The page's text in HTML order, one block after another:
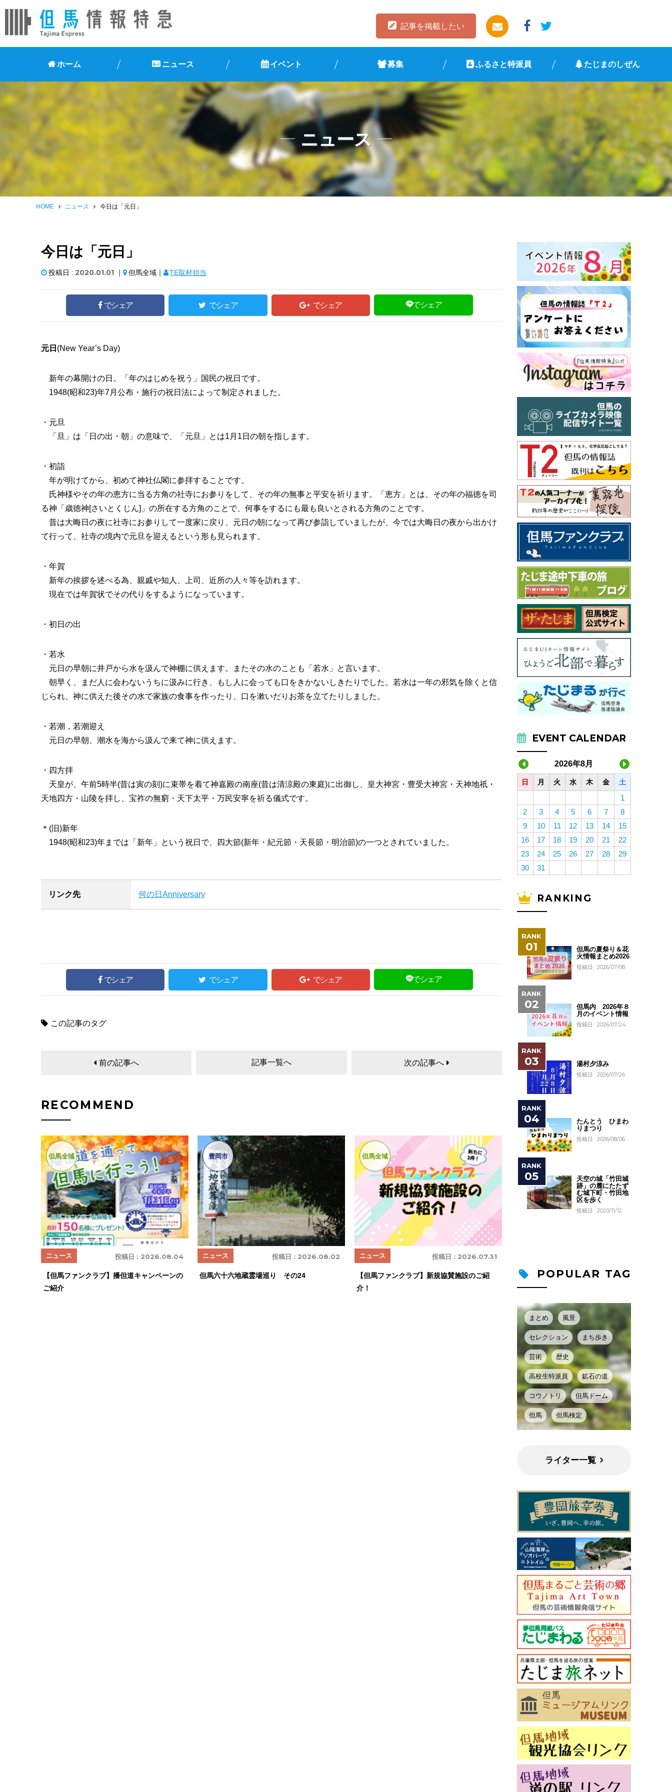
記事を掲載したい
ホーム ニュース イベント 募集 ふるさと特派員 たじまのしぜん
ニュース
HOME ニュース 今日は「元日」
今日は「元日」
投稿日 : 2020.01.01｜ 但馬全域｜ TE取材担当
でシェア でシェア でシェア でシェア
元日 (New Year’s Day)
新年の幕開けの日。「年のはじめを祝う」国民の祝日です。
1948(昭和23)年7月公布・施行の祝日法によって制定されました。
・元旦
「旦」は「日の出・朝」の意味で、「元旦」とは1月1日の朝を指します。
・初詣
年が明けてから、初めて神社仏閣に参拝することです。
氏神様やその年の恵方に当る方角の社寺にお参りをして、その年の無事と平安を祈ります。「恵方」とは、その年の福徳を司
る神「歳徳神[さいとくじん]」の所在する方角のことで、何事をするにも最も良いとされる方角のことです。
昔は大晦日の夜に社寺にお参りして一度家に戻り、元日の朝になって再び参詣していましたが、今では大晦日の夜から出かけ
て行って、社寺の境内で元旦を迎えるという形も見られます。
・年賀
新年の挨拶を述べる為、親戚や知人、上司、近所の人々等を訪れます。
現在では年賀状でその代りをするようになっています。
・初日の出
・若水
元日の早朝に井戸から水を汲んで神棚に供えます。またその水のことも「若水」と言います。
朝早く、まだ人に会わないうちに汲みに行き、もし人に会っても口をきかないしきたりでした。若水は一年の邪気を除くと信
じられ、神に供えた後その水で家族の食事を作ったり、口を漱いだりお茶を立てたりしました。
・若潮，若潮迎え
元日の早朝、潮水を海から汲んで来て神に供えます。
・四方拝
天皇が、午前5時半(昔は寅の刻)に束帯を着て神嘉殿の南座(昔は清涼殿の東庭)に出御し、皇大神宮・豊受大神宮・天神地祇・
天地四方・山陵を拝し、宝祚の無窮・天下太平・万民安寧を祈る儀式です。
＊(旧)新年
1948(昭和23)年までは「新年」という祝日で、四大節(新年・紀元節・天長節・明治節)の一つとされていました。
リンク先 何の日Anniversary
でシェア でシェア でシェア でシェア
この記事のタグ
前の記事へ 記事一覧へ 次の記事へ
RECOMMEND
但馬全域
投稿日 : 2026.08.04
ニュース
【但馬ファンクラブ】播但道キャンペーンの
ご紹介
豊岡市
投稿日 : 2026.08.02
ニュース
但馬六十六地蔵霊場巡り その24
但馬全域
投稿日 : 2026.07.31
ニュース
【但馬ファンクラブ】新規協賛施設のご紹
介！
EVENT CALENDAR
2026年8月
日 月 火 水 木 金 土
1
2
3 4 5 6 7
8
9
10 11 12 13 14
15
16
17 18 19 20 21
22
23
24 25 26 27 28
29
30
31
RANKING
但馬の夏祭り＆花
火情報まとめ2026
投稿日 : 2026/07/08
但馬内 2026年８
月のイベント情報
投稿日 : 2026/07/24
湯村夕涼み
投稿日 : 2026/07/26
たんとう ひまわ
りまつり
投稿日 : 2026/08/06
天空の城「竹田城
跡」の麓にたたず
む城下町・竹田地
区を歩く
投稿日 : 2020/11/12
POPULAR TAG
まとめ 風景
セレクション まち歩き
芸術 歴史
高校生特派員 鉱石の道
コウノトリ 但馬ドーム
但馬 但馬検定
ライター一覧